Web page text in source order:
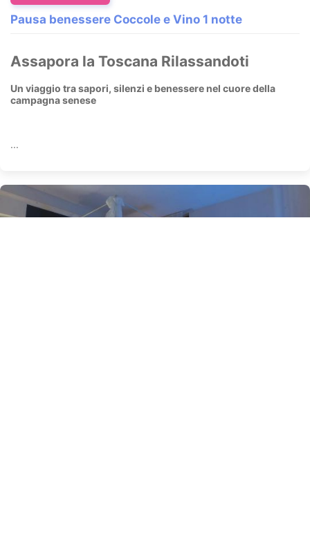
Pausa benessere Coccole e Vino 1 notte
Assapora la Toscana Rilassandoti
Un viaggio tra sapori, silenzi e benessere nel cuore della
campagna senese
...